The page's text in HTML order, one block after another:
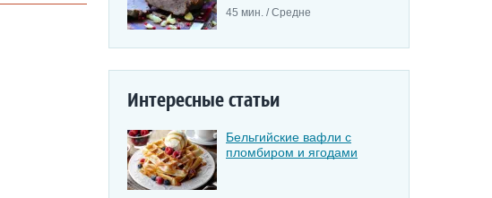
45 мин. / Средне
Интересные статьи
Бельгийские вафли с
пломбиром и ягодами